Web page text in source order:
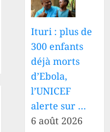
Ituri : plus de
300 enfants
déjà morts
d’Ebola,
l’UNICEF
alerte sur …
6 août 2026